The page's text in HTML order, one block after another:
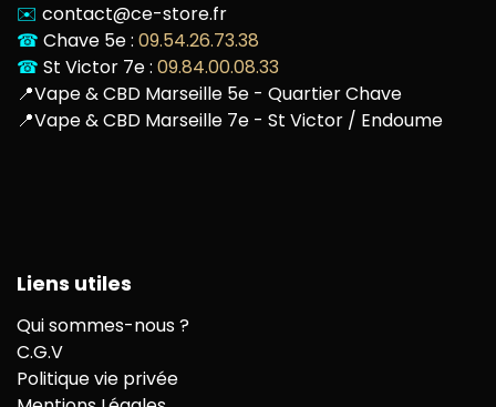
✉️ contact@ce-store.fr
☎ Chave 5e : 09.54.26.73.38
☎ St Victor 7e : 09.84.00.08.33
📍Vape & CBD Marseille 5e - Quartier Chave
📍Vape & CBD Marseille 7e - St Victor / Endoume
Liens utiles
Qui sommes-nous ?
C.G.V
Politique vie privée